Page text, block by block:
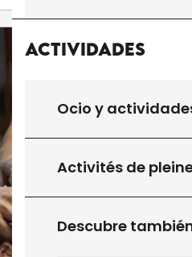
Actividades
Ocio y
Activités de
Descubre